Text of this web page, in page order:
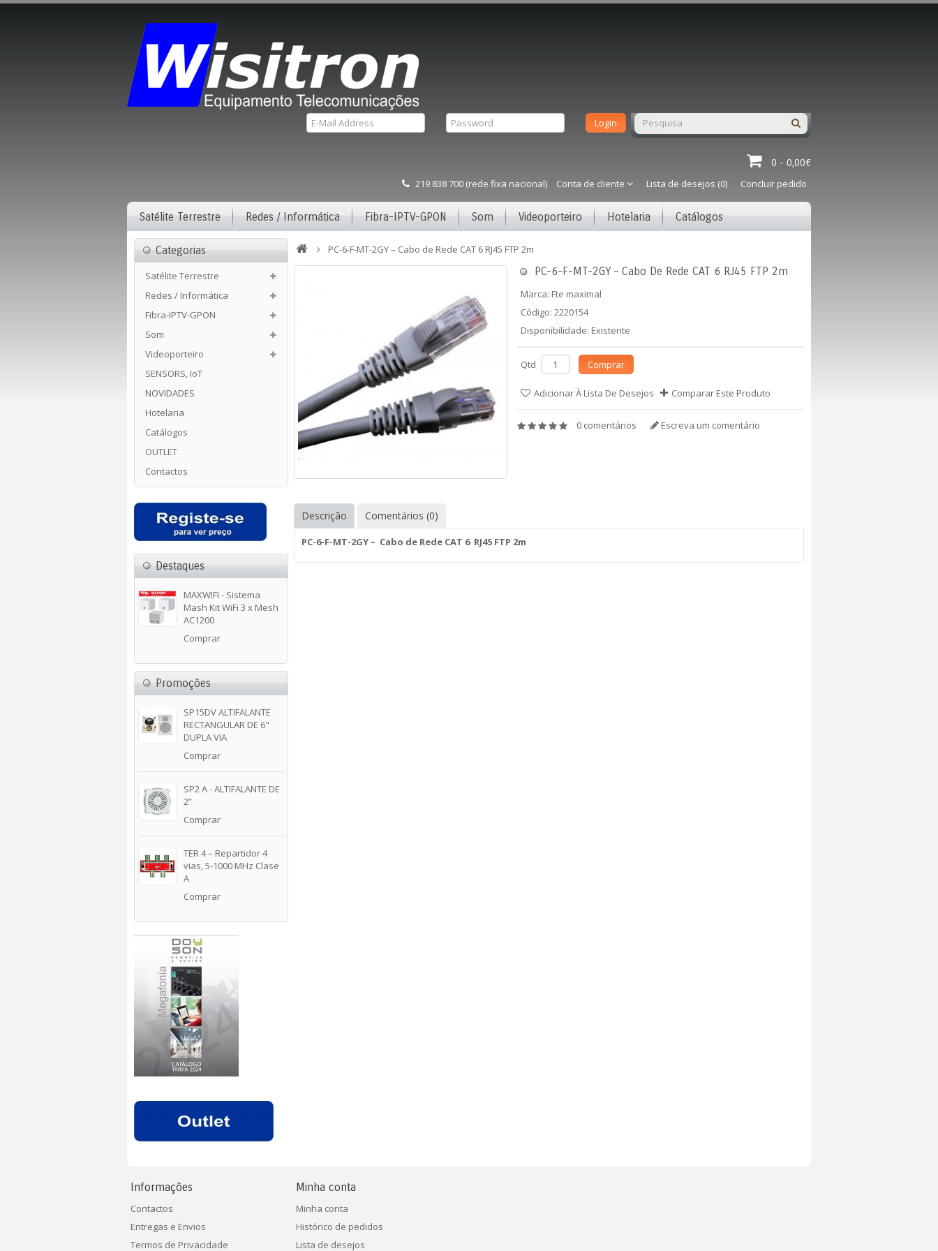
0 - 0,00€
219 838 700 (rede fixa nacional) Conta de cliente Lista de desejos (0) Concluir pedido
Satélite Terrestre Redes / Informática Fibra-IPTV-GPON Som Videoporteiro Hotelaria Catálogos
Categorias
Satélite Terrestre
Redes / Informática
Fibra-IPTV-GPON
Som
Videoporteiro
SENSORS, IoT
NOVIDADES
Hotelaria
Catálogos
OUTLET
Contactos
Destaques
MAXWIFI - Sistema
Mash Kit WiFi 3 x Mesh
AC1200
Comprar
Promoções
SP15DV ALTIFALANTE
RECTANGULAR DE 6"
DUPLA VIA
Comprar
SP2 A - ALTIFALANTE DE
2”
Comprar
TER 4 – Repartidor 4
vias, 5-1000 MHz Clase
A
Comprar
PC-6-F-MT-2GY – Cabo de Rede CAT 6 RJ45 FTP 2m
PC-6-F-MT-2GY – Cabo De Rede CAT 6 RJ45 FTP 2m
Marca: Fte maximal
Código: 2220154
Disponibilidade: Existente
Qtd Comprar
Adicionar À Lista De Desejos Comparar Este Produto
0 comentários Escreva um comentário
Descrição Comentários (0)
PC-6-F-MT-2GY – Cabo de Rede CAT 6 RJ45 FTP 2m
Informações
Contactos
Entregas e Envios
Termos de Privacidade
Minha conta
Minha conta
Histórico de pedidos
Lista de desejos